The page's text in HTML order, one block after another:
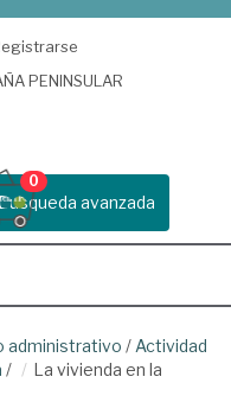
PENINSULAR
avanzada
0
administrativo / Actividad
/
La vivienda en la